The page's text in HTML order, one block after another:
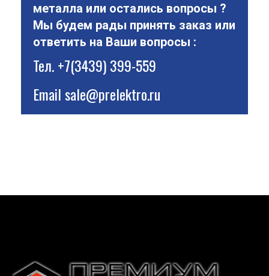
металла или остались вопросы ?
Мы будем рады принять заказ или
ответить на Ваши вопросы :
Тел.+7(3439) 399-559
Emailsale@prelektro.ru